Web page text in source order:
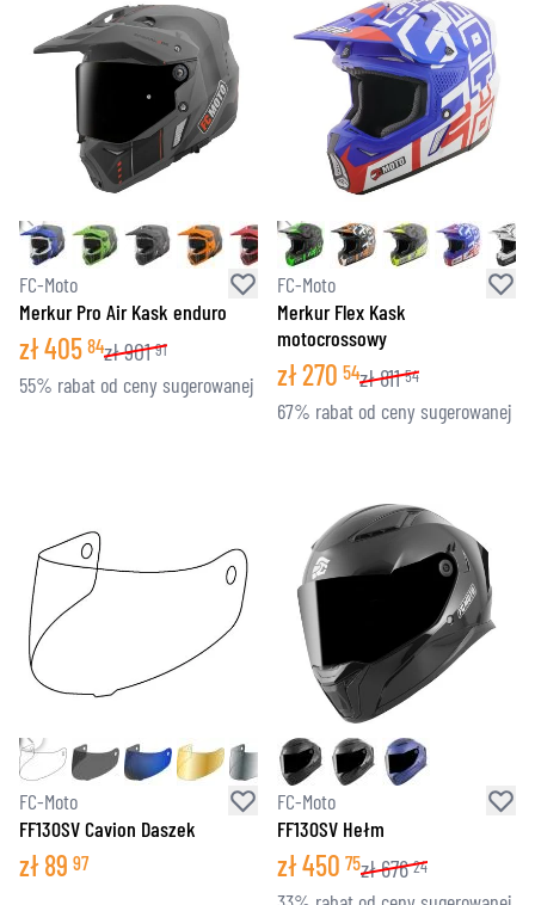
FC-Moto
Merkur Pro Air Kask enduro
zł405 84zł901 91
55% rabat od ceny sugerowanej
FC-Moto
Merkur Flex Kask
motocrossowy
zł270 54zł811 54
67% rabat od ceny sugerowanej
FC-Moto
FF130SV Cavion Daszek
zł89 97
FC-Moto
FF130SV Hełm
zł450 75zł676 24